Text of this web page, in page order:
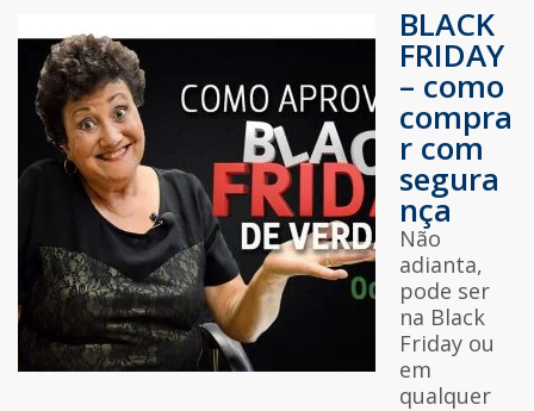
BLACK
FRIDAY
– como
compra
r com
segura
nça
Não
adianta,
pode ser
na Black
Friday ou
em
qualquer